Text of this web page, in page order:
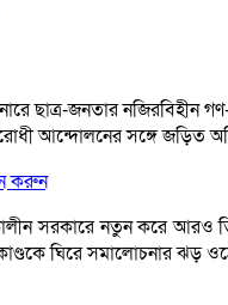
ছাত্র-জনতার
আন্দোলনের সঙ্গে জড়িত
করুন
সরকারে নতুন করে আরও
ঘিরে সমালোচনার ঝড়